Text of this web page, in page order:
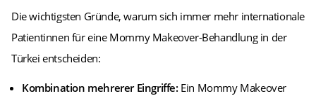
Die wichtigsten Gründe, warum sich immer mehr internationale
Patientinnen für eine Mommy Makeover-Behandlung in der
Türkei entscheiden:
Kombination mehrerer Eingriffe: Ein Mommy Makeover